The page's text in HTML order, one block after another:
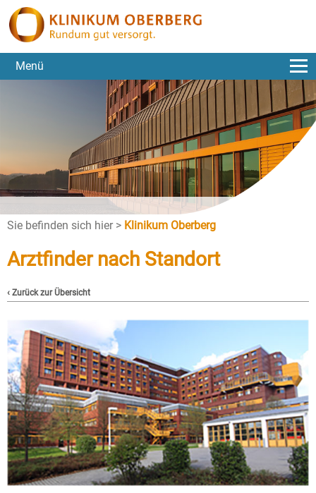
Menü
Sie befinden sich hier > Klinikum Oberberg
Arztfinder nach Standort
‹ Zurück zur Übersicht